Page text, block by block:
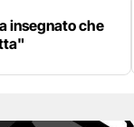
insegnato che